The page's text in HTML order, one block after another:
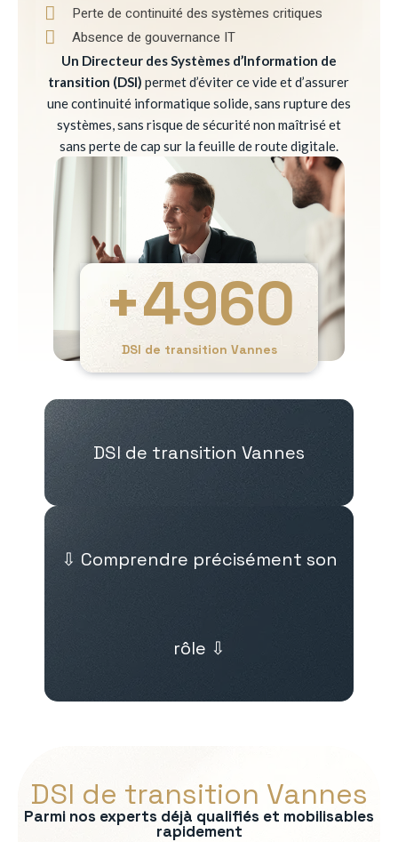
Perte de continuité des systèmes critiques
Absence de gouvernance IT
Un Directeur des Systèmes d’Information de
transition (DSI) permet d’éviter ce vide et d’assurer
une continuité informatique solide, sans rupture des
systèmes, sans risque de sécurité non maîtrisé et
sans perte de cap sur la feuille de route digitale.
DSI de transition Vannes
+4960
DSI de transition Vannes
⇩ Comprendre précisément son
rôle ⇩
DSI de transition Vannes
Parmi nos experts déjà qualifiés et mobilisables
rapidement